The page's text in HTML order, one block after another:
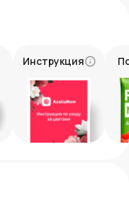
Инструкция